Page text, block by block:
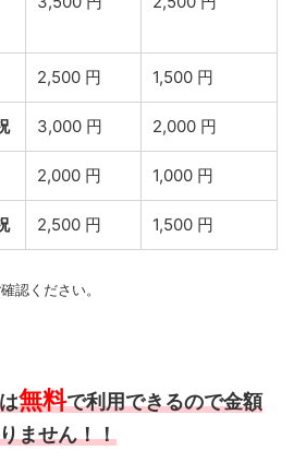
2,500 円 1,500 円
3,000 円 2,000 円
2,000 円 1,000 円
2,500 円 1,500 円
認ください。
無料で利用できるので金額
ません！！